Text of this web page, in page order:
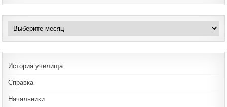
Архивы
История училища
Справка
Начальники